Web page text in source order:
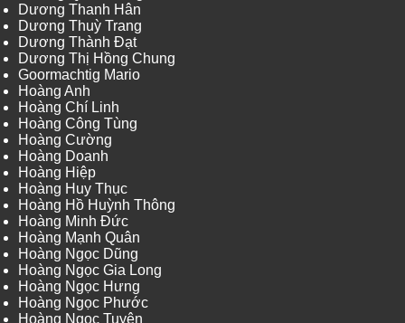
Dương Thanh Hân
Dương Thuỳ Trang
Dương Thành Đạt
Dương Thị Hồng Chung
Goormachtig Mario
Hoàng Anh
Hoàng Chí Linh
Hoàng Công Tùng
Hoàng Cường
Hoàng Doanh
Hoàng Hiệp
Hoàng Huy Thục
Hoàng Hồ Huỳnh Thông
Hoàng Minh Đức
Hoàng Mạnh Quân
Hoàng Ngọc Dũng
Hoàng Ngọc Gia Long
Hoàng Ngọc Hưng
Hoàng Ngọc Phước
Hoàng Ngọc Tuyên